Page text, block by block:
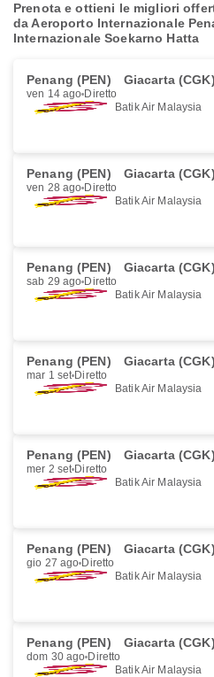
Prenota e ottieni le migliori
da Aeroporto Internazionale
Internazionale Soekarno Hatta
Penang (PEN) Giacarta (CGK)
ven 14 ago Diretto
Batik Air Malaysia
Penang (PEN) Giacarta (CGK)
ven 28 ago Diretto
Batik Air Malaysia
Penang (PEN) Giacarta (CGK)
sab 29 ago Diretto
Batik Air Malaysia
Penang (PEN) Giacarta (CGK)
mar 1 set Diretto
Batik Air Malaysia
Penang (PEN) Giacarta (CGK)
mer 2 set Diretto
Batik Air Malaysia
Penang (PEN) Giacarta (CGK)
gio 27 ago Diretto
Batik Air Malaysia
Penang (PEN) Giacarta (CGK)
dom 30 ago Diretto
Batik Air Malaysia